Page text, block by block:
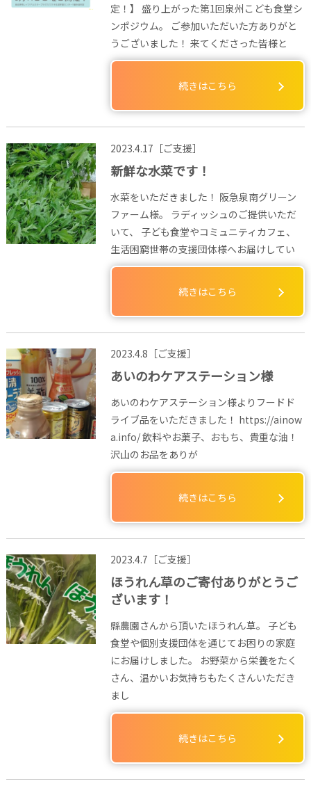
定！】 盛り上がった第1回泉州こども食堂シ
ンポジウム。 ご参加いただいた方ありがと
うございました！ 来てくださった皆様と
続きはこちら
2023.4.17［ご支援］
新鮮な水菜です！
水菜をいただきました！ 阪急泉南グリーン
ファーム様。 ラディッシュのご提供いただ
いて、 子ども食堂やコミュニティカフェ、
生活困窮世帯の支援団体様へお届けしてい
続きはこちら
2023.4.8［ご支援］
あいのわケアステーション様
あいのわケアステーション様よりフードド
ライブ品をいただきました！ https://ainow
a.info/ 飲料やお菓子、おもち、貴重な油！
沢山のお品をありが
続きはこちら
2023.4.7［ご支援］
ほうれん草のご寄付ありがとうご
ざいます！
縣農園さんから頂いたほうれん草。 子ども
食堂や個別支援団体を通じてお困りの家庭
にお届けしました。 お野菜から栄養をたく
さん、温かいお気持ちもたくさんいただき
まし
続きはこちら